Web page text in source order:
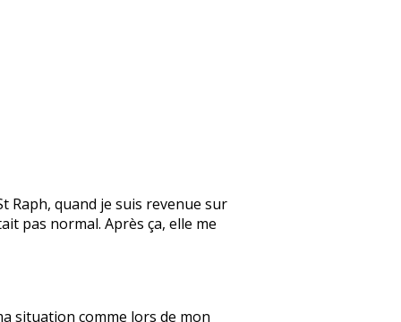
Raph, quand je suis revenue sur
pas normal. Après ça, elle me
situation comme lors de mon